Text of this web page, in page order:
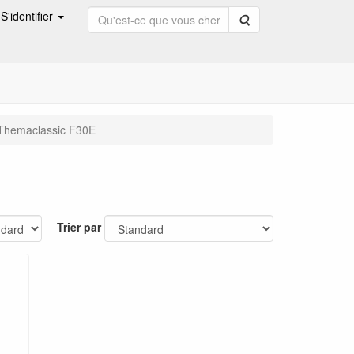
S'identifier Rechercher
F30E
Trier par